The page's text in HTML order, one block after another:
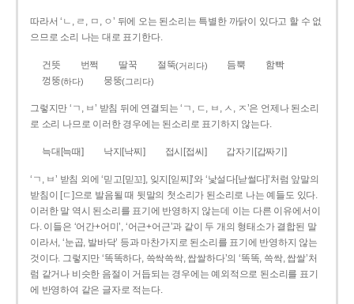
따라서 ‘ㄴ, ㄹ, ㅁ, ㅇ’ 뒤에 오는 된소리는 특별한 까닭이 있다고 할 수 없
으므로 소리 나는 대로 표기한다.
건뜻 번쩍 딸꾹 절뚝(거리다) 듬뿍
함빡
껑뚱(하다) 뭉뚱(그리다)
그렇지만 ‘ㄱ, ㅂ’ 받침 뒤에 연결되는 ‘ㄱ, ㄷ, ㅂ, ㅅ, ㅈ’은 언제나 된소리
로 소리 나므로 이러한 경우에는 된소리로 표기하지 않는다.
늑대[늑때] 낙지[낙찌] 접시[접씨] 갑자기[갑짜기]
‘ㄱ, ㅂ’ 받침 외에 ‘믿고[믿꼬], 잊지[읻찌]’와 ‘낯설다[낟썰다]’처럼 앞말의
받침이 [ㄷ]으로 발음될 때 뒷말의 첫소리가 된소리로 나는 예들도 있다.
이러한 말 역시 된소리를 표기에 반영하지 않는데 이는 다른 이유에서이
다. 이들은 ‘어간+어미’, ‘어근+어근’과 같이 두 개의 형태소가 결합된 말
이라서, ‘눈곱, 발바닥’ 등과 마찬가지로 된소리를 표기에 반영하지 않는
것이다. 그렇지만 ‘똑똑하다, 쓱싹쓱싹, 쌉쌀하다’의 ‘똑똑, 쓱싹, 쌉쌀’처
럼 같거나 비슷한 음절이 거듭되는 경우에는 예외적으로 된소리를 표기
에 반영하여 같은 글자로 적는다.